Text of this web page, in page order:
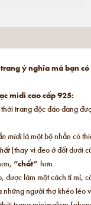
ý nghĩa mà bạn
midi cao cấp 925:
trang độc đáo đang
midilà một bộ nhẫn có
(thay vì đeo ở đốt dưới
“chất” hơn.
được làm một cách tỉ mỉ,
người thợ khéo léo